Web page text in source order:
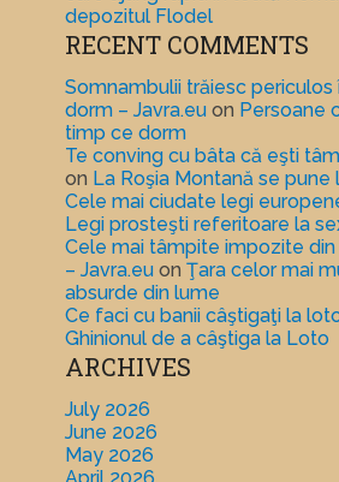
depozitul Flodel
RECENT COMMENTS
Somnambulii trăiesc periculos
dorm – Javra.euon Persoane
timp ce dorm
Te conving cu bâta că eşti
on La Roşia Montană se pune
Cele mai ciudate legi
Legi prosteşti referitoare la
Cele mai tâmpite impozite
– Javra.euon Ţara celor mai
absurde din lume
Ce faci cu banii câştigaţi la
Ghinionul de a câştiga la Loto
ARCHIVES
July 2026
June 2026
May 2026